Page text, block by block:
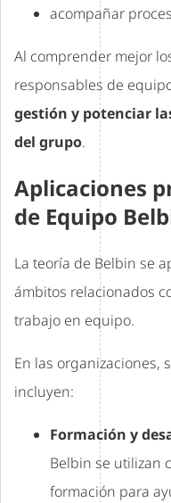
acompañar
Al comprender mejor
responsables de
gestión y potenciar
del grupo.
Aplicaciones
de Equipo
La teoría de Belbin se
ámbitos relacionados
trabajo en equipo.
En las organizaciones,
incluyen:
Formación y
Belbin se utilizan
formación para